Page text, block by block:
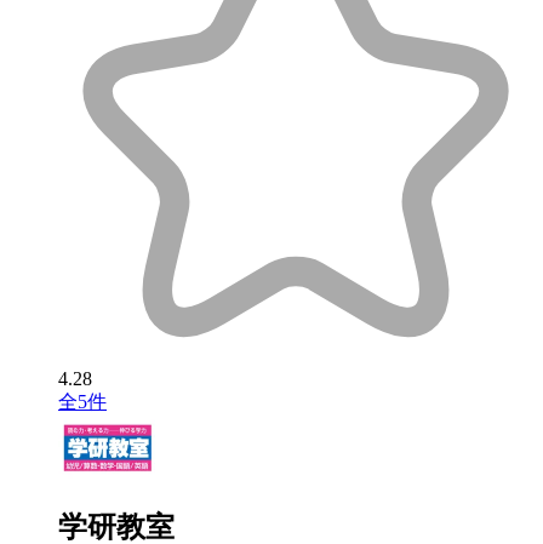
4.28
全5件
学研教室